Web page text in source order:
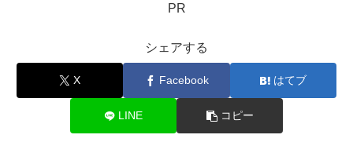
PR
シェアする
X Facebook はてブ
LINE コピー